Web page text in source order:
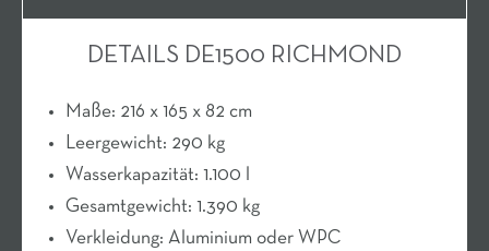
DETAILS DE1500 RICHMOND
Maße: 216 x 165 x 82 cm
Leergewicht: 290 kg
Wasserkapazität: 1.100 l
Gesamtgewicht: 1.390 kg
Verkleidung: Aluminium oder WPC